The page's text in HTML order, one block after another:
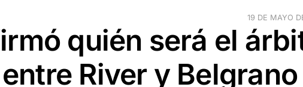
19 DE MAYO
quién será el
River y